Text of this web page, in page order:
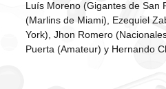
Luís Moreno (Gigantes de San
(Marlins de Miami), Ezequiel
York), Jhon Romero
Puerta (Amateur) y Hernando